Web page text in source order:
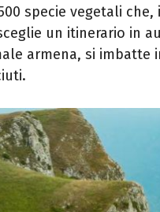
specie vegetali
un itinerario in
armena, si imbatte